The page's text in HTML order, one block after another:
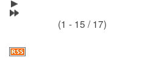
(1 - 15 / 17)